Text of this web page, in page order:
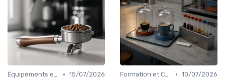
Équipements et Machines CHR • 15/07/2026 Formation et Certification du Personnel • 10/07/2026